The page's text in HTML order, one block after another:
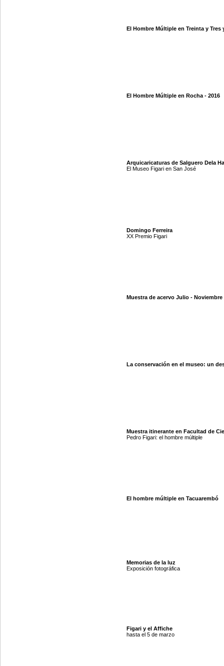
El Hombre Múltiple en Treinta y Tres
El Hombre Múltiple en Rocha - 2016
Arquicaricaturas de Salguero Dela
El Museo Figari en San José
Domingo Ferreira
XX Premio Figari
Muestra de acervo Julio - Noviembre
La conservación en el museo: un
Muestra itinerante en Facultad de
Pedro Figari: el hombre múltiple
El hombre múltiple en Tacuarembó
Memorias de la luz
Exposición fotográfica
Figari y el Affiche
hasta el 5 de marzo